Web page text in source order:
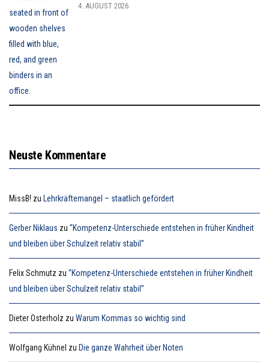
4. AUGUST 2026
Neuste Kommentare
MissB! zu Lehrkräftemangel – staatlich gefördert
Gerber Niklaus zu “Kompetenz-Unterschiede entstehen in früher Kindheit
und bleiben über Schulzeit relativ stabil”
Felix Schmutz zu “Kompetenz-Unterschiede entstehen in früher Kindheit
und bleiben über Schulzeit relativ stabil”
Dieter Osterholz zu Warum Kommas so wichtig sind
Wolfgang Kühnel zu Die ganze Wahrheit über Noten